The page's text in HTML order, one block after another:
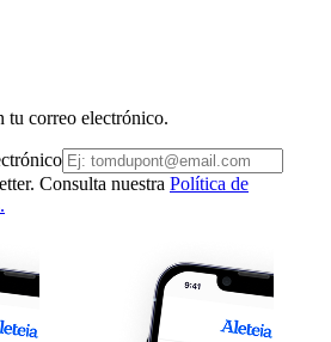
tu correo electrónico.
Consulta nuestra Política de